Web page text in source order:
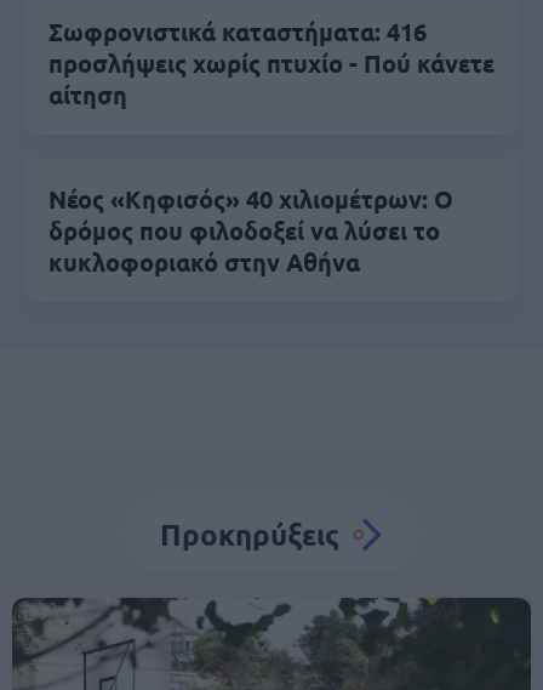
Σωφρονιστικά καταστήματα: 416
προσλήψεις χωρίς πτυχίο - Πού κάνετε
αίτηση
Νέος «Κηφισός» 40 χιλιομέτρων: Ο
δρόμος που φιλοδοξεί να λύσει το
κυκλοφοριακό στην Αθήνα
Προκηρύξεις